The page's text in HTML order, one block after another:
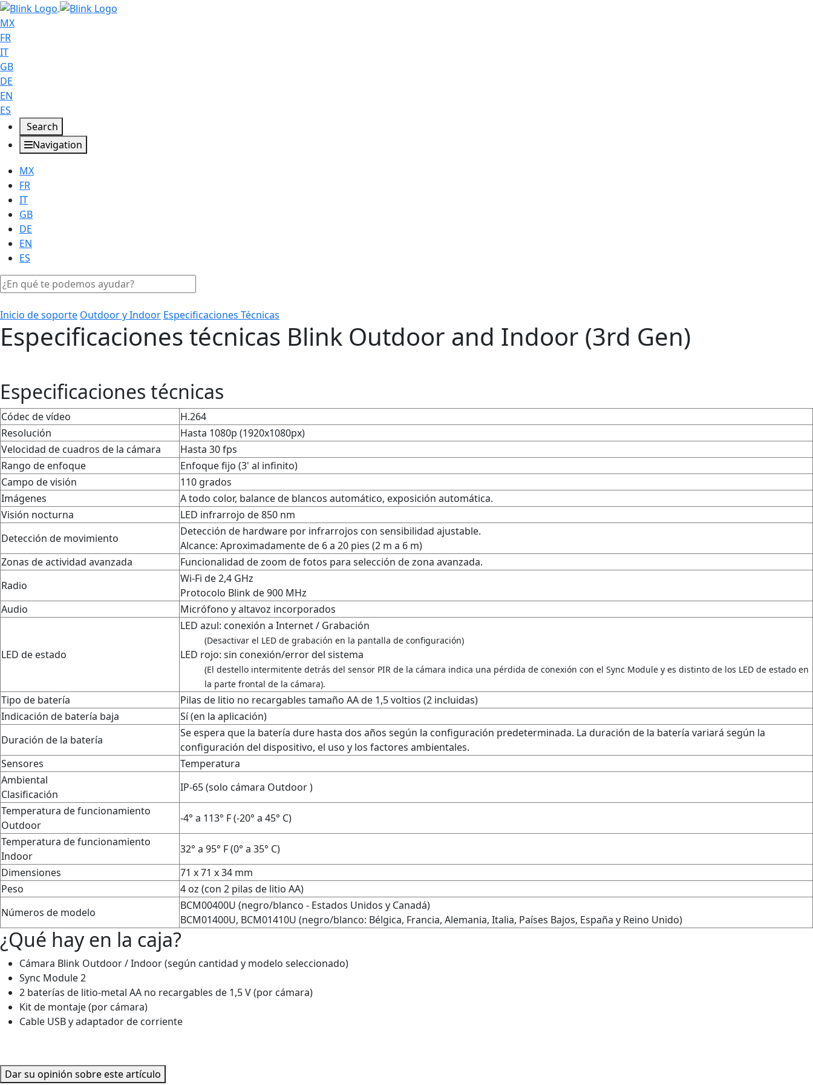
MX
FR
IT
GB
DE
EN
ES
Search
Navigation
MX
FR
IT
GB
DE
EN
ES
Inicio de soporte Outdoor y Indoor Especificaciones Técnicas
Especificaciones técnicas Blink Outdoor and Indoor (3rd Gen)
Especificaciones técnicas
Códec de vídeo
H.264
Resolución
Hasta 1080p (1920x1080px)
Velocidad de cuadros de la cámara
Hasta 30 fps
Rango de enfoque
Enfoque fijo (3' al infinito)
Campo de visión
110 grados
Imágenes
A todo color, balance de blancos automático, exposición automática.
Visión nocturna
LED infrarrojo de 850 nm
Detección de movimiento
Detección de hardware por infrarrojos con sensibilidad ajustable.
Alcance: Aproximadamente de 6 a 20 pies (2 m a 6 m)
Zonas de actividad avanzada
Funcionalidad de zoom de fotos para selección de zona avanzada.
Radio
Wi-Fi de 2,4 GHz
Protocolo Blink de 900 MHz
Audio
Micrófono y altavoz incorporados
LED de estado
LED azul: conexión a Internet / Grabación
(Desactivar el LED de grabación en la pantalla de configuración)
LED rojo: sin conexión/error del sistema
(El destello intermitente detrás del sensor PIR de la cámara indica una pérdida de conexión con el Sync Module y es distinto de los LED de estado en
la parte frontal de la cámara).
Tipo de batería
Pilas de litio no recargables tamaño AA de 1,5 voltios (2 incluidas)
Indicación de batería baja
Sí (en la aplicación)
Duración de la batería
Se espera que la batería dure hasta dos años según la configuración predeterminada. La duración de la batería variará según la
configuración del dispositivo, el uso y los factores ambientales.
Sensores
Temperatura
Ambiental
Clasificación
IP-65 (solo cámara Outdoor )
Temperatura de funcionamiento
Outdoor
-4° a 113° F (-20° a 45° C)
Temperatura de funcionamiento
Indoor
32° a 95° F (0° a 35° C)
Dimensiones
71 x 71 x 34 mm
Peso
4 oz (con 2 pilas de litio AA)
Números de modelo
BCM00400U (negro/blanco - Estados Unidos y Canadá)
BCM01400U, BCM01410U (negro/blanco: Bélgica, Francia, Alemania, Italia, Países Bajos, España y Reino Unido)
¿Qué hay en la caja?
Cámara Blink Outdoor / Indoor (según cantidad y modelo seleccionado)
Sync Module 2
2 baterías de litio-metal AA no recargables de 1,5 V (por cámara)
Kit de montaje (por cámara)
Cable USB y adaptador de corriente
Dar su opinión sobre este artículo